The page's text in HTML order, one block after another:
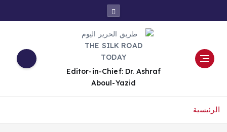
ا
Editor-in-Chief: Dr. Ashraf
Aboul-Yazid
الرئيسية